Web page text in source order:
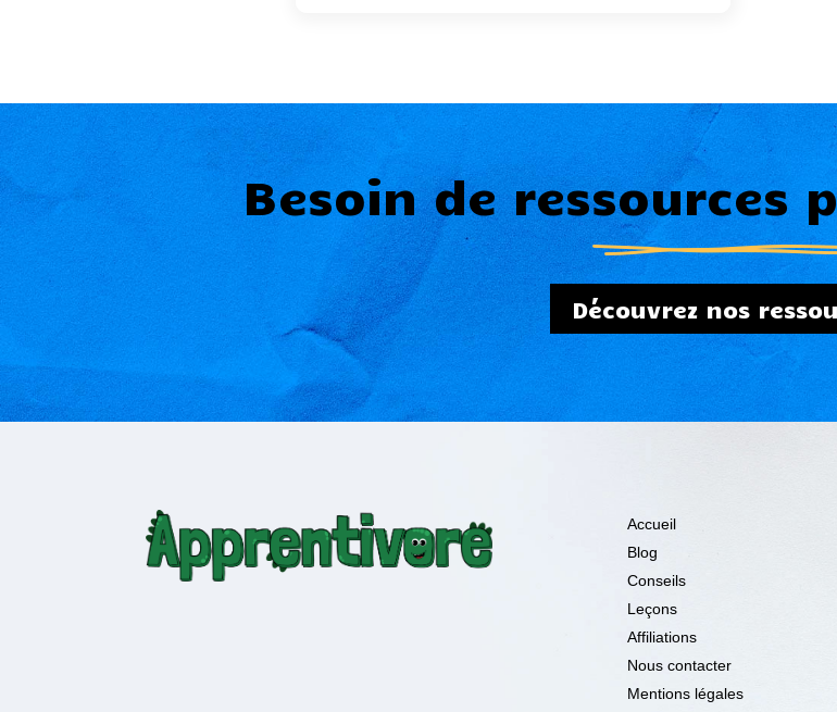
Besoin de ressources
Découvrez nos
Accueil
Blog
Conseils
Leçons
Affiliations
Nous contacter
Mentions légales